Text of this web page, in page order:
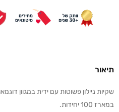
תיאור
במארז 100 יחידות.